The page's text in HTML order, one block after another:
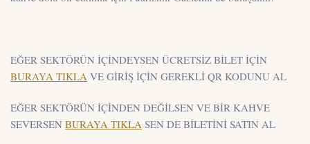
EĞER SEKTÖRÜN İÇİNDEYSEN ÜCRETSİZ BİLET İÇİN
BURAYA TIKLA VE GİRİŞ İÇİN GEREKLİ QR KODUNU AL
EĞER SEKTÖRÜN İÇİNDEN DEĞİLSEN VE BİR KAHVE
SEVERSEN BURAYA TIKLA SEN DE BİLETİNİ SATIN AL